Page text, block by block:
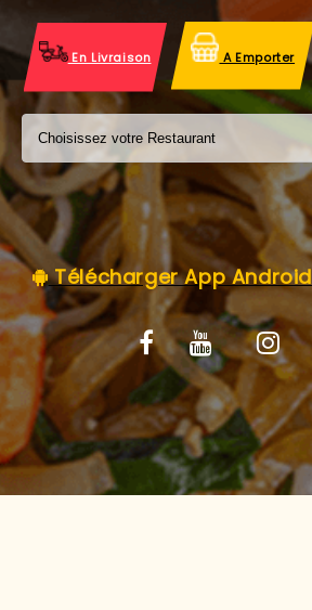
VOS AVIS
MENTIONS LÉGALES
C.G.V
En Livraison A Emporter
Télécharger App Android